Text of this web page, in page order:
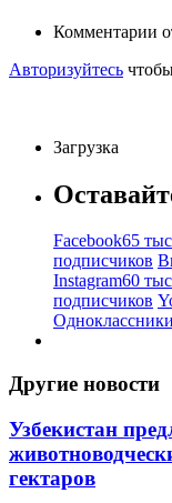
Комментарии
Авторизуйтесь
Загрузка
Facebook65
подписчиков
Instagram60
подписчиков
Одноклассники
Другие новости
Узбекистан
гектаров